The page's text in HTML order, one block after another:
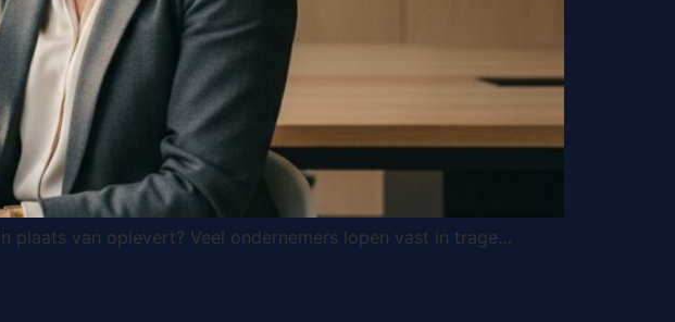
plaats van oplevert? Veel ondernemers lopen vast in trage…